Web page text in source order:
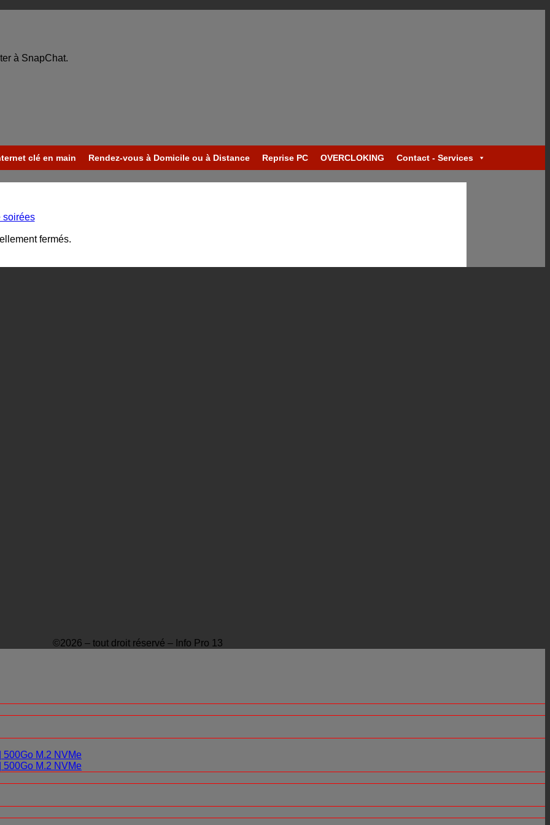
à SnapChat.
clé en main Rendez-vous à Domicile ou à Distance Reprise PC OVERCLOKING Contact - Services
soirées
fermés.
©2026 – tout droit réservé – Info Pro 13
500Go M.2 NVMe
500Go M.2 NVMe